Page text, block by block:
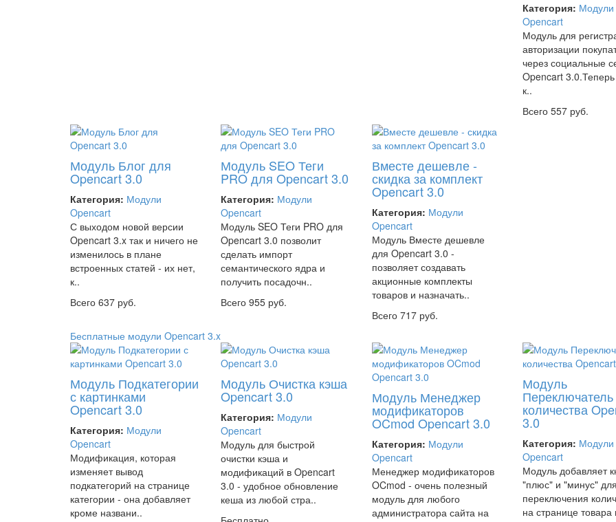
Категория: Модули
Opencart
Модуль для
авторизации
через социальные
Opencart
к..
Всего 557 руб.
Модуль Блог для
Opencart 3.0
Категория: Модули
Opencart
С выходом новой версии
Opencart 3.x так и ничего не
изменилось в плане
встроенных статей - их нет,
к..
Всего 637 руб.
Модуль SEO Теги
PRO для Opencart 3.0
Категория: Модули
Opencart
Модуль SEO Теги PRO для
Opencart 3.0 позволит
сделать импорт
семантического ядра и
получить посадочн..
Всего 955 руб.
Вместе дешевле -
скидка за комплект
Opencart 3.0
Категория: Модули
Opencart
Модуль Вместе дешевле
для Opencart 3.0 -
позволяет создавать
акционные комплекты
товаров и назначать..
Всего 717 руб.
Бесплатные модули Opencart 3.x
Модуль Подкатегории
с картинками
Opencart 3.0
Категория: Модули
Opencart
Модификация, которая
изменяет вывод
подкатегорий на странице
категории - она добавляет
кроме названи..
Модуль Очистка кэша
Opencart 3.0
Категория: Модули
Opencart
Модуль для быстрой
очистки кэша и
модификаций в Opencart
3.0 - удобное обновление
кеша из любой стра..
Модуль Менеджер
модификаторов
OCmod Opencart 3.0
Категория: Модули
Opencart
Менеджер модификаторов
OCmod - очень полезный
модуль для любого
администратора сайта на
Модуль
Переключатель
количества
3.0
Категория: Модули
Opencart
Модуль добавляет
"плюс" и "минус" для
переключения
на странице товара